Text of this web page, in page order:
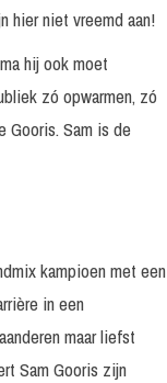
hier niet vreemd aan!
hij ook moet
zó opwarmen, zó
Gooris. Sam is de
kampioen met een
in een
maar liefst
Sam Gooris zijn